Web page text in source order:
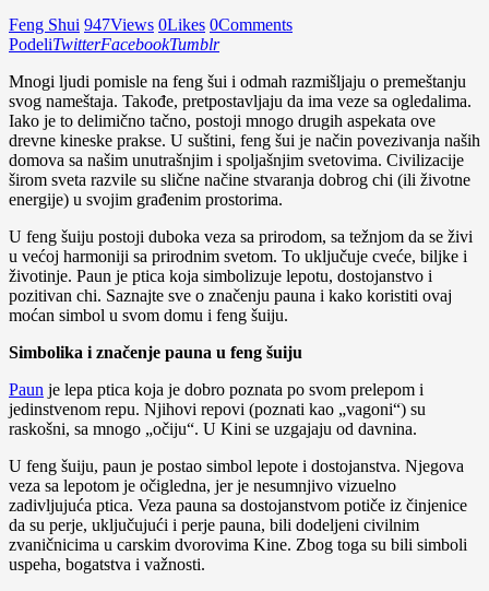
Feng Shui 947Views 0Likes 0Comments
PodeliTwitterFacebookTumblr
Mnogi ljudi pomisle na feng šui i odmah razmišljaju o premeštanju
svog nameštaja. Takođe, pretpostavljaju da ima veze sa ogledalima.
Iako je to delimično tačno, postoji mnogo drugih aspekata ove
drevne kineske prakse. U suštini, feng šui je način povezivanja naših
domova sa našim unutrašnjim i spoljašnjim svetovima. Civilizacije
širom sveta razvile su slične načine stvaranja dobrog chi (ili životne
energije) u svojim građenim prostorima.
U feng šuiju postoji duboka veza sa prirodom, sa težnjom da se živi
u većoj harmoniji sa prirodnim svetom. To uključuje cveće, biljke i
životinje. Paun je ptica koja simbolizuje lepotu, dostojanstvo i
pozitivan chi. Saznajte sve o značenju pauna i kako koristiti ovaj
moćan simbol u svom domu i feng šuiju.
Simbolika i značenje pauna u feng šuiju
Paun je lepa ptica koja je dobro poznata po svom prelepom i
jedinstvenom repu. Njihovi repovi (poznati kao „vagoni“) su
raskošni, sa mnogo „očiju“. U Kini se uzgajaju od davnina.
U feng šuiju, paun je postao simbol lepote i dostojanstva. Njegova
veza sa lepotom je očigledna, jer je nesumnjivo vizuelno
zadivljujuća ptica. Veza pauna sa dostojanstvom potiče iz činjenice
da su perje, uključujući i perje pauna, bili dodeljeni civilnim
zvaničnicima u carskim dvorovima Kine. Zbog toga su bili simboli
uspeha, bogatstva i važnosti.